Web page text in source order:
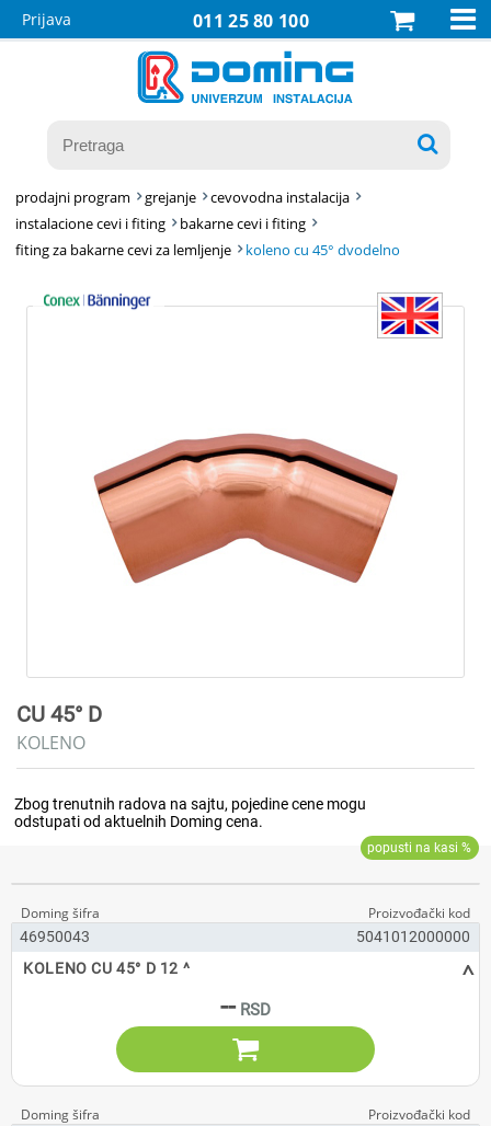
011 25 80 100
Prijava 

prodajni program grejanje
cevovodna instalacija
instalacione cevi i fiting
bakarne cevi i fiting
fiting za bakarne cevi za lemljenje
koleno cu 45° dvodelno
CU 45° D
KOLENO
46950043
5041012000000
KOLENO CU 45° D 12 ^
--
^
